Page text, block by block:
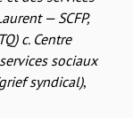
— SCFP,
c. Centre
sociaux
syndical),